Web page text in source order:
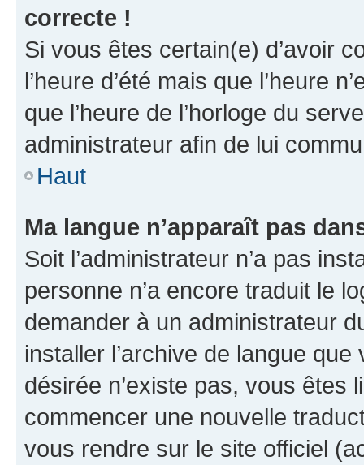
correcte !
Si vous êtes certain(e) d’avoir
l’heure d’été mais que l’heure
que l’heure de l’horloge du
administrateur afin de lui
Haut
Ma langue n’apparaît pas
Soit l’administrateur n’a pas
personne n’a encore traduit le
demander à un administrateur
installer l’archive de langue
désirée n’existe pas, vous êtes
commencer une nouvelle
vous rendre sur le site officiel